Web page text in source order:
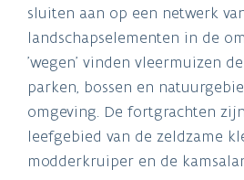
sluiten aan op een netwerk
landschapselementen in de
'wegen' vinden vleermuizen
parken, bossen en
omgeving. De fortgrachten
leefgebied van de zeldzame
modderkruiper en de